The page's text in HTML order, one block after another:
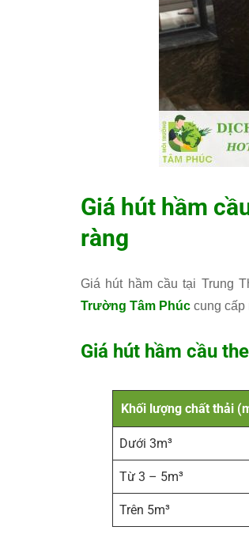
Giá hút hầm
ràng
Giá hút hầm cầu tại Trung
Trường Tâm Phúc cung cấp
Giá hút hầm cầu
Khối lượng chất thải
Dưới 3m³
Từ 3 – 5m³
Trên 5m³